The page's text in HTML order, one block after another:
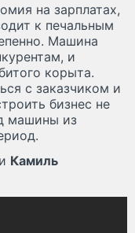
на зарплатах,
к печальным
Машина
и
корыта.
с заказчиком и
бизнес не
машины из
Камиль